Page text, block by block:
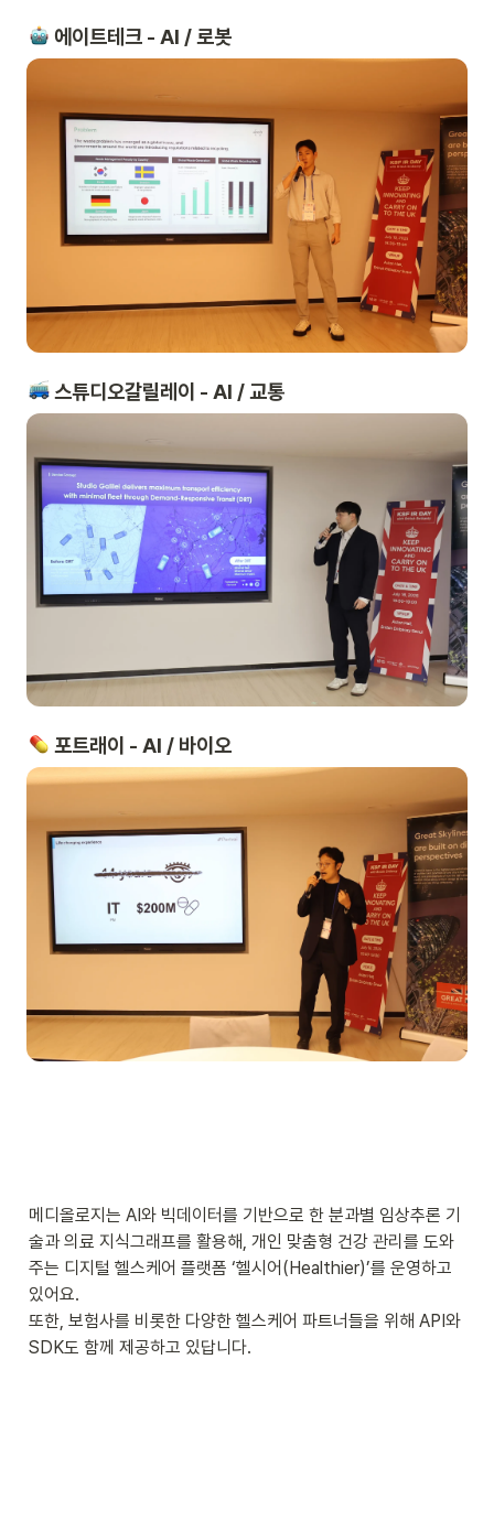
에이트테크 - AI / 로봇
스튜디오갈릴레이 - AI / 교통
포트래이 - AI / 바이오
메디올로지는 AI와 빅데이터를 기반으로 한 분과별 임상추론 기
술과 의료 지식그래프를 활용해, 개인 맞춤형 건강 관리를 도와
주는 디지털 헬스케어 플랫폼 ‘헬시어(Healthier)’를 운영하고
있어요.
또한, 보험사를 비롯한 다양한 헬스케어 파트너들을 위해 API와
SDK도 함께 제공하고 있답니다.